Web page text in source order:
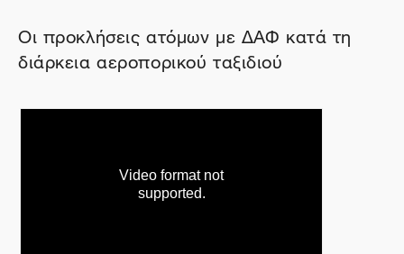
Οι προκλήσεις ατόμων με ΔΑΦ κατά τη
διάρκεια αεροπορικού ταξιδιού